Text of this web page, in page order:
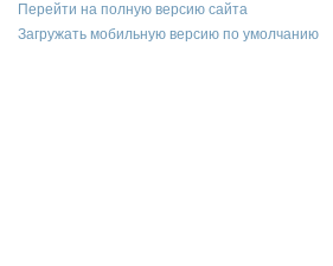
Перейти на полную версию сайта
Загружать мобильную версию по умолчанию